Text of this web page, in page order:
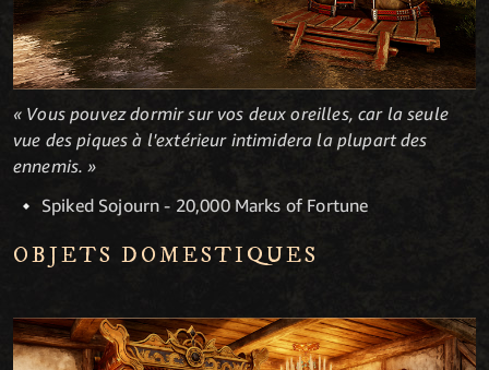
« Vous pouvez dormir sur vos deux oreilles, car la seule
vue des piques à l'extérieur intimidera la plupart des
ennemis. »
Spiked Sojourn - 20,000 Marks of Fortune
OBJETS DOMESTIQUES